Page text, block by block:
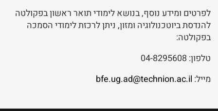
לפרטים ומידע נוסף, בנושא לימודי תואר ראשון בפקולטה
להנדסת ביוטכנולוגיה ומזון, ניתן לרכזת לימודי הסמכה
בפקולטה:
טלפון: 04-8295608
מייל: bfe.ug.ad@technion.ac.il